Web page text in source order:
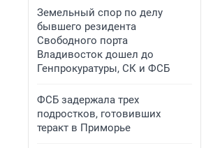
Земельный спор по делу
бывшего резидента
Свободного порта
Владивосток дошел до
Генпрокуратуры, СК и ФСБ
ФСБ задержала трех
подростков, готовивших
теракт в Приморье